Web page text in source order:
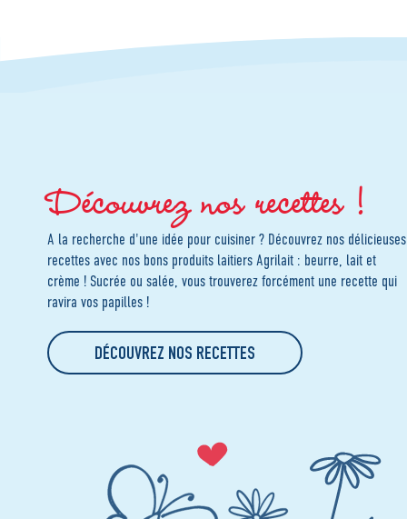
Découvrez nos recettes !
A la recherche d'une idée pour cuisiner ? Découvrez nos délicieuses
recettes avec nos bons produits laitiers Agrilait : beurre, lait et
crème ! Sucrée ou salée, vous trouverez forcément une recette qui
ravira vos papilles !
DÉCOUVREZ NOS RECETTES